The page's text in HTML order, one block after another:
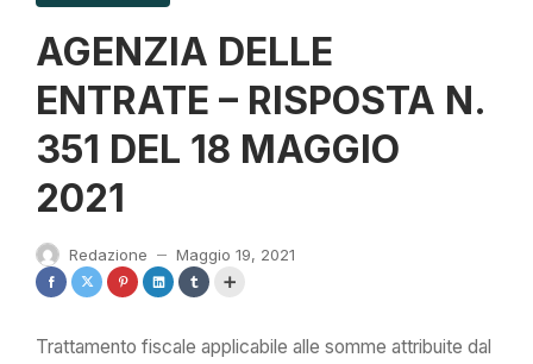
AGENZIA DELLE
ENTRATE – RISPOSTA N.
351 DEL 18 MAGGIO
2021
Redazione — Maggio 19, 2021
Trattamento fiscale applicabile alle somme attribuite dal